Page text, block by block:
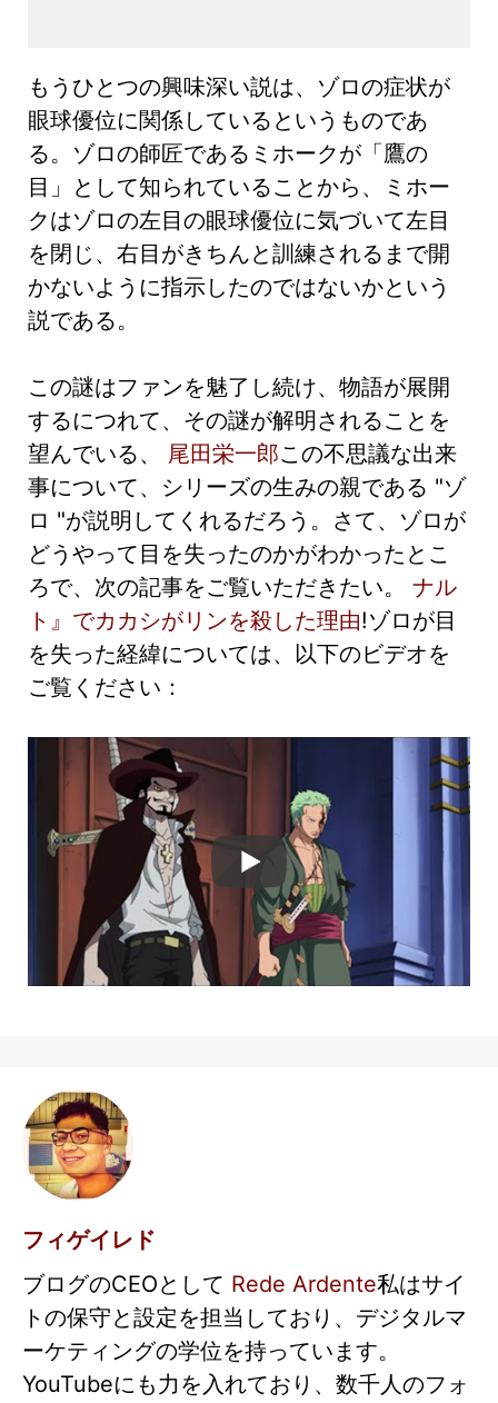
もうひとつの興味深い説は、ゾロの症状が
眼球優位に関係しているというものであ
る。ゾロの師匠であるミホークが「鷹の
目」として知られていることから、ミホー
クはゾロの左目の眼球優位に気づいて左目
を閉じ、右目がきちんと訓練されるまで開
かないように指示したのではないかという
説である。
この謎はファンを魅了し続け、物語が展開
するにつれて、その謎が解明されることを
望んでいる、 尾田栄一郎この不思議な出来
事について、シリーズの生みの親である "ゾ
ロ "が説明してくれるだろう。さて、ゾロが
どうやって目を失ったのかがわかったとこ
ろで、次の記事をご覧いただきたい。 ナル
ト』でカカシがリンを殺した理由!ゾロが目
を失った経緯については、以下のビデオを
ご覧ください：
フィゲイレド
ブログのCEOとして Rede Ardente私はサイ
トの保守と設定を担当しており、デジタルマ
ーケティングの学位を持っています。
YouTubeにも力を入れており、数千人のフォ